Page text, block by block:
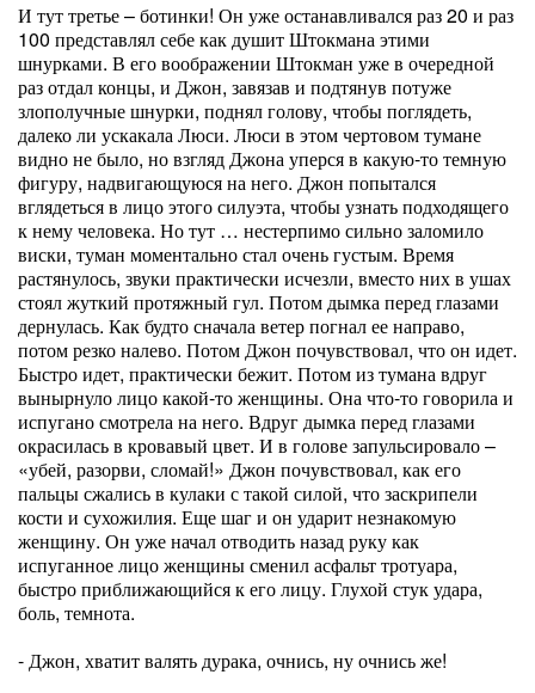
И тут третье – ботинки! Он уже останавливался раз 20 и раз
100 представлял себе как душит Штокмана этими
шнурками. В его воображении Штокман уже в очередной
раз отдал концы, и Джон, завязав и подтянув потуже
злополучные шнурки, поднял голову, чтобы поглядеть,
далеко ли ускакала Люси. Люси в этом чертовом тумане
видно не было, но взгляд Джона уперся в какую-то темную
фигуру, надвигающуюся на него. Джон попытался
вглядеться в лицо этого силуэта, чтобы узнать подходящего
к нему человека. Но тут … нестерпимо сильно заломило
виски, туман моментально стал очень густым. Время
растянулось, звуки практически исчезли, вместо них в ушах
стоял жуткий протяжный гул. Потом дымка перед глазами
дернулась. Как будто сначала ветер погнал ее направо,
потом резко налево. Потом Джон почувствовал, что он идет.
Быстро идет, практически бежит. Потом из тумана вдруг
вынырнуло лицо какой-то женщины. Она что-то говорила и
испугано смотрела на него. Вдруг дымка перед глазами
окрасилась в кровавый цвет. И в голове запульсировало –
«убей, разорви, сломай!» Джон почувствовал, как его
пальцы сжались в кулаки с такой силой, что заскрипели
кости и сухожилия. Еще шаг и он ударит незнакомую
женщину. Он уже начал отводить назад руку как
испуганное лицо женщины сменил асфальт тротуара,
быстро приближающийся к его лицу. Глухой стук удара,
боль, темнота.
- Джон, хватит валять дурака, очнись, ну очнись же!